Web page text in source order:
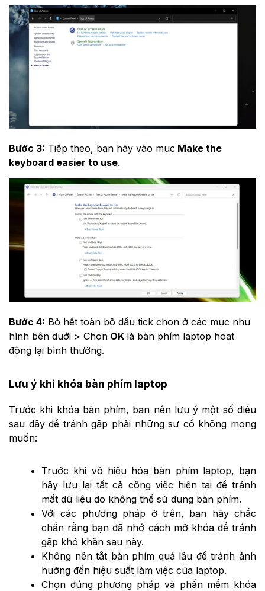
Bước 3: Tiếp theo, bạn hãy vào mục Make the
keyboard easier to use.
Bước 4: Bỏ hết toàn bộ dấu tick chọn ở các mục như
hình bên dưới > Chọn OK là bàn phím laptop hoạt
động lại bình thường.
Lưu ý khi khóa bàn phím laptop
Trước khi khóa bàn phím, bạn nên lưu ý một số điều
sau đây để tránh gặp phải những sự cố không mong
muốn:
Trước khi vô hiệu hóa bàn phím laptop, bạn
hãy lưu lại tất cả công việc hiện tại để tránh
mất dữ liệu do không thể sử dụng bàn phím.
Với các phương pháp ở trên, bạn hãy chắc
chắn rằng bạn đã nhớ cách mở khóa để tránh
gặp khó khăn sau này.
Không nên tắt bàn phím quá lâu để tránh ảnh
hưởng đến hiệu suất làm việc của laptop.
Chọn đúng phương pháp và phần mềm khóa